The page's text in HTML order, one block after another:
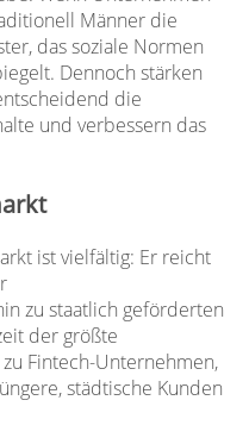
Männer die
das soziale Normen
Dennoch stärken
die
und verbessern das
ist vielfältig: Er reicht
zu staatlich geförderten
der größte
Fintech-Unternehmen,
städtische Kunden